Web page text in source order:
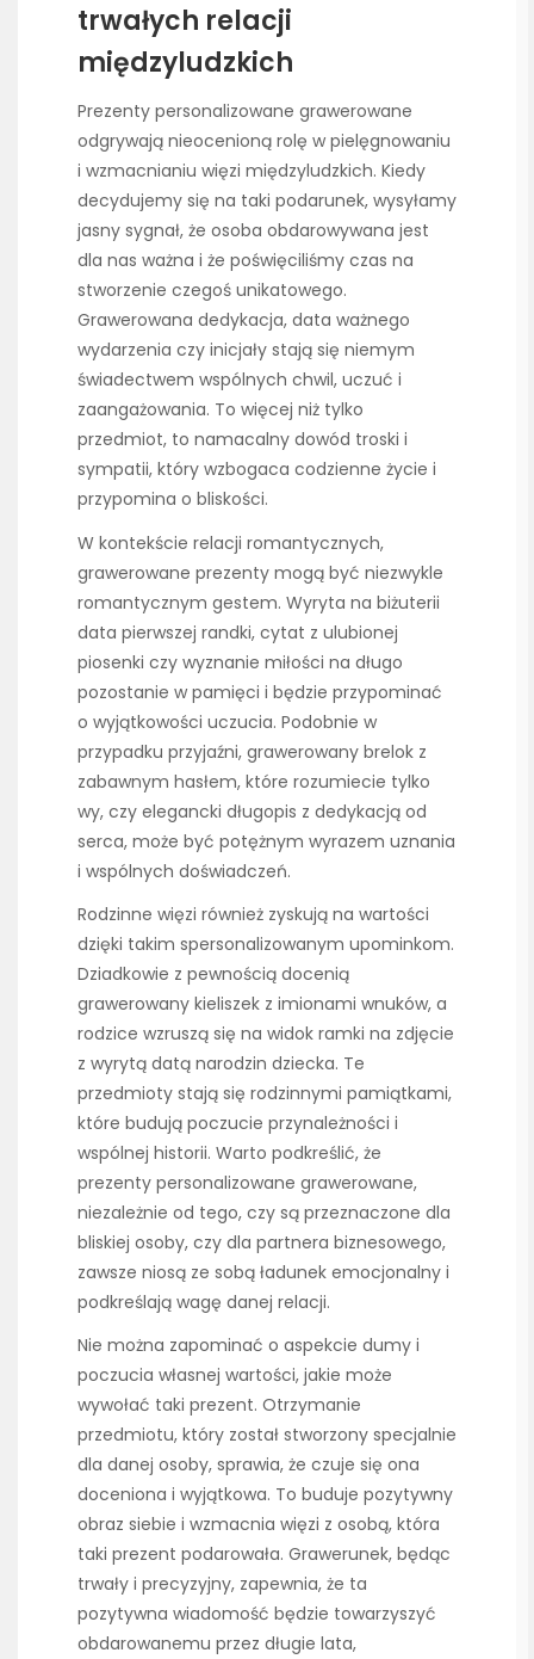
trwałych relacji
międzyludzkich
Prezenty personalizowane grawerowane
odgrywają nieocenioną rolę w pielęgnowaniu
i wzmacnianiu więzi międzyludzkich. Kiedy
decydujemy się na taki podarunek, wysyłamy
jasny sygnał, że osoba obdarowywana jest
dla nas ważna i że poświęciliśmy czas na
stworzenie czegoś unikatowego.
Grawerowana dedykacja, data ważnego
wydarzenia czy inicjały stają się niemym
świadectwem wspólnych chwil, uczuć i
zaangażowania. To więcej niż tylko
przedmiot, to namacalny dowód troski i
sympatii, który wzbogaca codzienne życie i
przypomina o bliskości.
W kontekście relacji romantycznych,
grawerowane prezenty mogą być niezwykle
romantycznym gestem. Wyryta na biżuterii
data pierwszej randki, cytat z ulubionej
piosenki czy wyznanie miłości na długo
pozostanie w pamięci i będzie przypominać
o wyjątkowości uczucia. Podobnie w
przypadku przyjaźni, grawerowany brelok z
zabawnym hasłem, które rozumiecie tylko
wy, czy elegancki długopis z dedykacją od
serca, może być potężnym wyrazem uznania
i wspólnych doświadczeń.
Rodzinne więzi również zyskują na wartości
dzięki takim spersonalizowanym upominkom.
Dziadkowie z pewnością docenią
grawerowany kieliszek z imionami wnuków, a
rodzice wzruszą się na widok ramki na zdjęcie
z wyrytą datą narodzin dziecka. Te
przedmioty stają się rodzinnymi pamiątkami,
które budują poczucie przynależności i
wspólnej historii. Warto podkreślić, że
prezenty personalizowane grawerowane,
niezależnie od tego, czy są przeznaczone dla
bliskiej osoby, czy dla partnera biznesowego,
zawsze niosą ze sobą ładunek emocjonalny i
podkreślają wagę danej relacji.
Nie można zapominać o aspekcie dumy i
poczucia własnej wartości, jakie może
wywołać taki prezent. Otrzymanie
przedmiotu, który został stworzony specjalnie
dla danej osoby, sprawia, że czuje się ona
doceniona i wyjątkowa. To buduje pozytywny
obraz siebie i wzmacnia więzi z osobą, która
taki prezent podarowała. Grawerunek, będąc
trwały i precyzyjny, zapewnia, że ta
pozytywna wiadomość będzie towarzyszyć
obdarowanemu przez długie lata,